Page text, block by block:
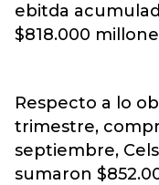
ebitda
$818.000
Respecto a lo
trimestre,
septiembre,
sumaron